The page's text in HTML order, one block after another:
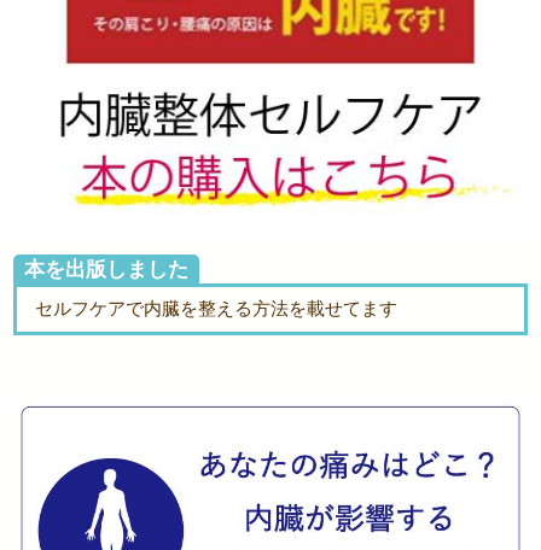
本を出版しました
セルフケアで内臓を整える方法を載せてます